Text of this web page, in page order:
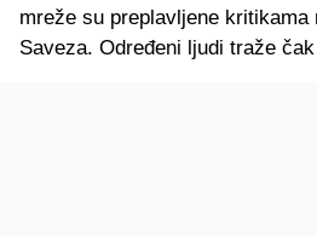
mreže su preplavljene kritikama
Saveza. Određeni ljudi traže